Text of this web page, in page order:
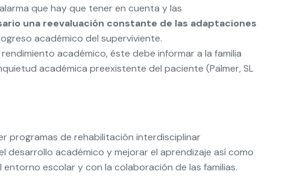
que hay que tener en cuenta y las
una reevaluación constante de las adaptaciones
académico del superviviente.
académico, éste debe informar a la familia
académica preexistente del paciente (Palmer, SL
programas de rehabilitación interdisciplinar
académico y mejorar el aprendizaje así como
escolar y con la colaboración de las familias.